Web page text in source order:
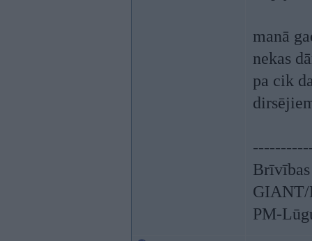
manā
nekas
pa cik
GIANT/
PM-